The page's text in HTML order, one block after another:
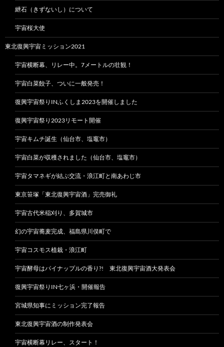
紲石（きずないし）について
宇宙桜大使
東北復興宇宙ミッション2021
宇宙横断幕、リレー中。7メートルの壮観！
宇宙白菜餃子、ついに一般発売！
復興宇宙祭りINふくしま2023を開催しました
復興宇宙祭り2023リモート開催
宇宙キムチ誕生（仙台市、塩竈市）
宇宙白菜が収穫されました（仙台市、塩竈市）
宇宙タマネギが結ぶ交流・浪江町と南あわじ市
東京笹塚「東北復興宇宙酒」完売御礼
宇宙古代米稲刈り、多賀城市
幻の宇宙蕎麦完成、福島県川俣町で
宇宙コスモス植栽・浪江町
宇宙酵母はパイナップルの香り?! 東北復興宇宙酒大発表会
復興宇宙祭りIN七ヶ浜・開催報告
宮城県知事にミッション完了報告
東北復興宇宙酒の制作発表会
宇宙横断幕リレー、スタート！